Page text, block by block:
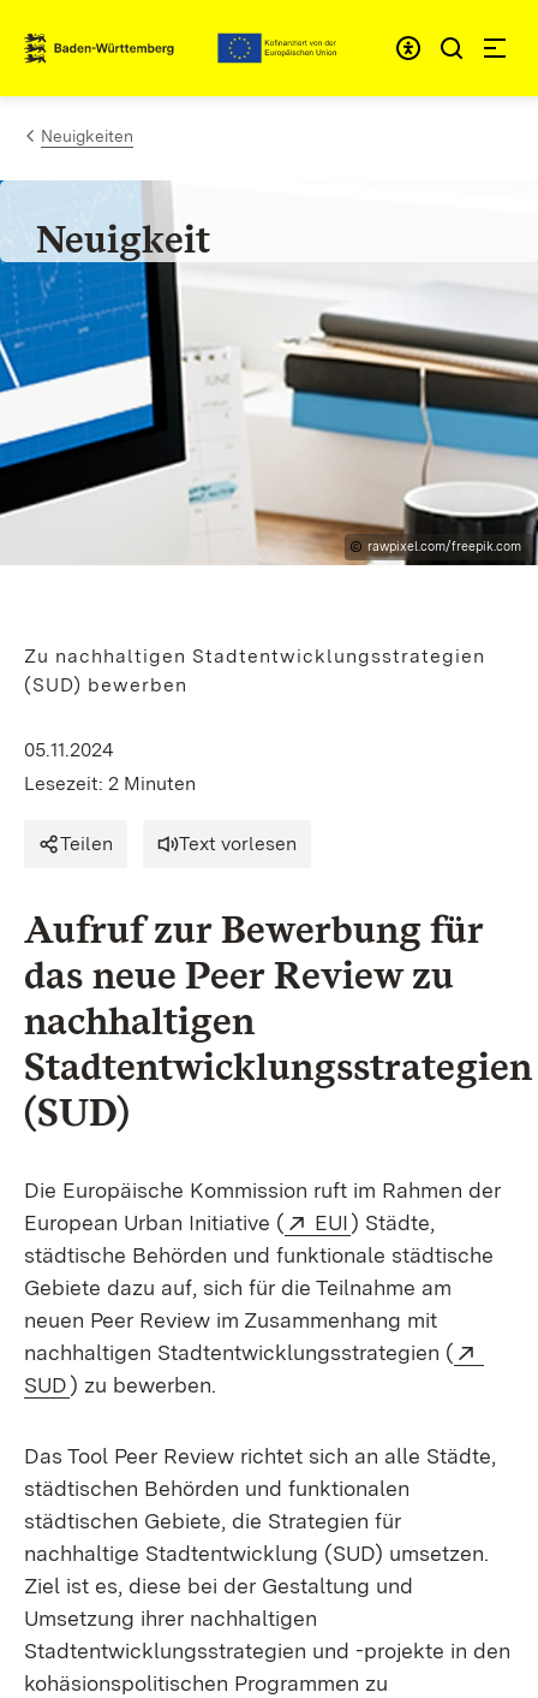
Zum Inhalt springen
Link zur Startseite
Neuigkeiten
Neuigkeit
rawpixel.com/freepik.com
Zu nachhaltigen Stadtentwicklungsstrategien
(SUD) bewerben
05.11.2024
Lesezeit: 2 Minuten
Teilen Text vorlesen
Aufruf zur Bewerbung für
das neue Peer Review zu
nachhaltigen
Stadtentwicklungsstrategien
(SUD)
Die Europäische Kommission ruft im Rahmen der
European Urban Initiative (
Extern:
EUI(Öffnet in neuem
) Städte,
städtische Behörden und funktionale städtische
Gebiete dazu auf, sich für die Teilnahme am
neuen Peer Review im Zusammenhang mit
nachhaltigen Stadtentwicklungsstrategien (
SUD(Öffnet in neuem Fenster)
) zu bewerben.
Das Tool Peer Review richtet sich an alle Städte,
städtischen Behörden und funktionalen
städtischen Gebiete, die Strategien für
nachhaltige Stadtentwicklung (SUD) umsetzen.
Ziel ist es, diese bei der Gestaltung und
Umsetzung ihrer nachhaltigen
Stadtentwicklungsstrategien und -projekte in den
kohäsionspolitischen Programmen zu